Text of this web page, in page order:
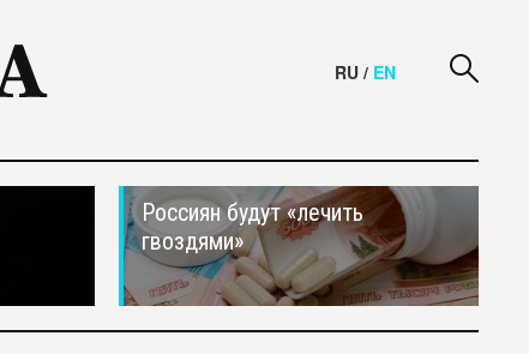
RU / EN
Россиян будут «лечить
гвоздями»